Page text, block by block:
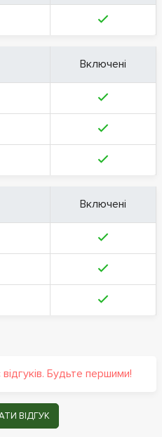
Включені
Включені
Будьте першими!
ВІДГУК